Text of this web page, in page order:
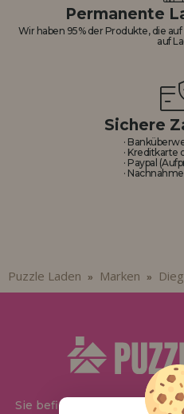
Los gehts! Wir haben auf dich
Permanente
Wir haben 95% der Produkte, die
auf
Sichere
·
· Kreditkarte
· Paypal
·
Puzzle Laden » Marken »
Sie befinden sich bei Puzzle